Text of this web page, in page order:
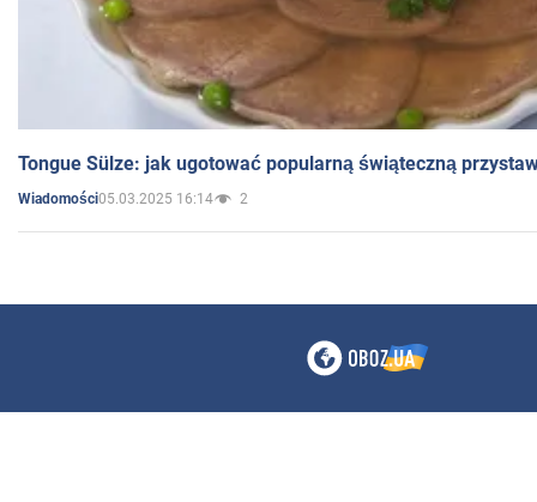
Tongue Sülze: jak ugotować popularną świąteczną
Wiadomości05.03.2025 16:14 2